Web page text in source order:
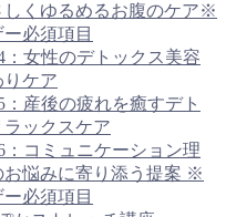
しくゆるめるお腹のケア※
必須項目
：女性のデトックス美容
ケア
：産後の疲れを癒すデト
ラックスケア
：コミュニケーション理
お悩みに寄り添う提案 ※
必須項目